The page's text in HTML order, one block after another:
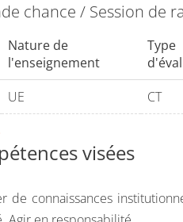
les plus fréquents en
chance / Session de
Nature de
l'enseignement
Type
UE CT
visées
de connaissances